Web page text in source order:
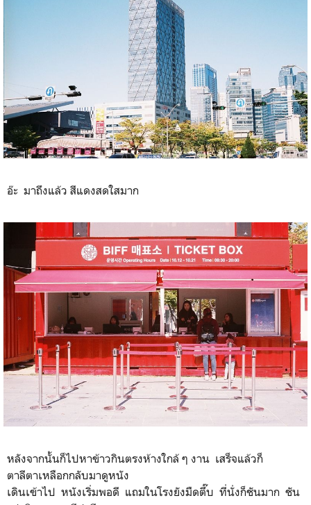
อ๊ะ มาถึงแล้ว สีแดงสดใสมาก